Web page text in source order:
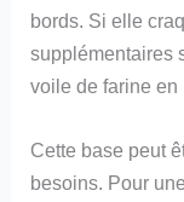
bords. Si elle
supplémentaires
voile de farine en
Cette base peut
besoins. Pour